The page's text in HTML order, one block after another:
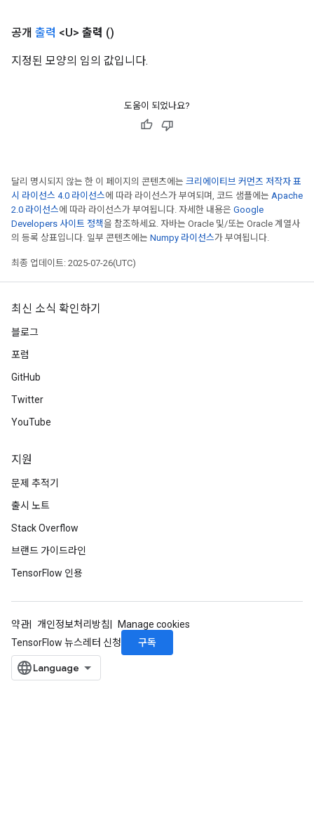
공개 출력 <U> 출력 ()
지정된 모양의 임의 값입니다.
도움이 되었나요?
달리 명시되지 않는 한 이 페이지의 콘텐츠에는 크리에이티브 커먼즈 저작자 표
시 라이선스 4.0 라이선스에 따라 라이선스가 부여되며, 코드 샘플에는 Apache
2.0 라이선스에 따라 라이선스가 부여됩니다. 자세한 내용은 Google
Developers 사이트 정책을 참조하세요. 자바는 Oracle 및/또는 Oracle 계열사
의 등록 상표입니다. 일부 콘텐츠에는 Numpy 라이선스가 부여됩니다.
최종 업데이트: 2025-07-26(UTC)
최신 소식 확인하기
블로그
포럼
GitHub
Twitter
YouTube
지원
문제 추적기
출시 노트
Stack Overflow
브랜드 가이드라인
TensorFlow 인용
약관 개인정보처리방침
Manage cookies
TensorFlow 뉴스레터 신청
구독